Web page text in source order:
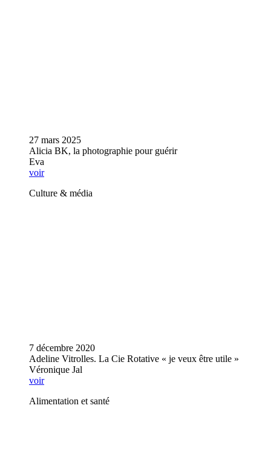
27 mars 2025
Alicia BK, la photographie pour guérir
Eva
voir
Culture & média
7 décembre 2020
Adeline Vitrolles. La Cie Rotative « je veux être utile »
Véronique Jal
voir
Alimentation et santé